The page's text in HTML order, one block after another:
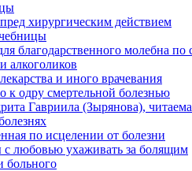
хирургическим действием
благодарственного молебна
алкоголиков
и иного врачевания
к одру смертельной болезнью
Гавриила (Зырянова),
по исцелении от болезни
любовью ухаживать за болящим
больного